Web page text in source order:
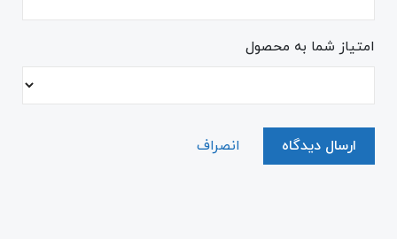
امتیاز شما به محصول
ارسال دیدگاه انصراف